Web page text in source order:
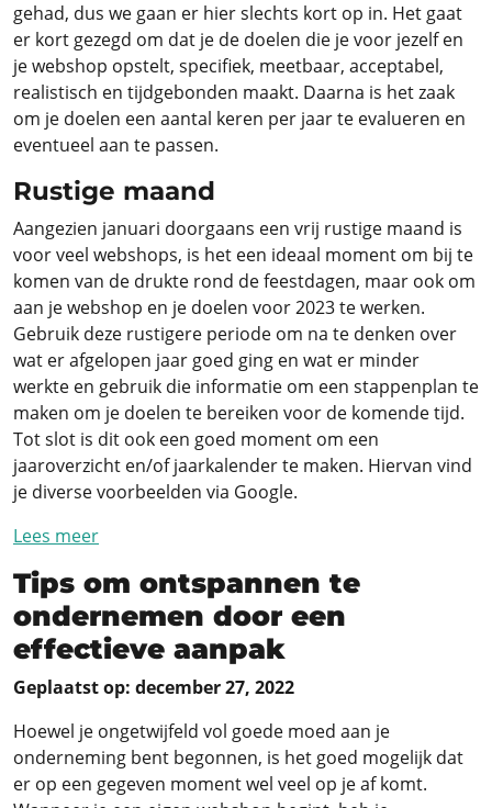
gehad, dus we gaan er hier slechts kort op in. Het gaat
er kort gezegd om dat je de doelen die je voor jezelf en
je webshop opstelt, specifiek, meetbaar, acceptabel,
realistisch en tijdgebonden maakt. Daarna is het zaak
om je doelen een aantal keren per jaar te evalueren en
eventueel aan te passen.
Rustige maand
Aangezien januari doorgaans een vrij rustige maand is
voor veel webshops, is het een ideaal moment om bij te
komen van de drukte rond de feestdagen, maar ook om
aan je webshop en je doelen voor 2023 te werken.
Gebruik deze rustigere periode om na te denken over
wat er afgelopen jaar goed ging en wat er minder
werkte en gebruik die informatie om een stappenplan te
maken om je doelen te bereiken voor de komende tijd.
Tot slot is dit ook een goed moment om een
jaaroverzicht en/of jaarkalender te maken. Hiervan vind
je diverse voorbeelden via Google.
Lees meer
Tips om ontspannen te
ondernemen door een
effectieve aanpak
Geplaatst op: december 27, 2022
Hoewel je ongetwijfeld vol goede moed aan je
onderneming bent begonnen, is het goed mogelijk dat
er op een gegeven moment wel veel op je af komt.